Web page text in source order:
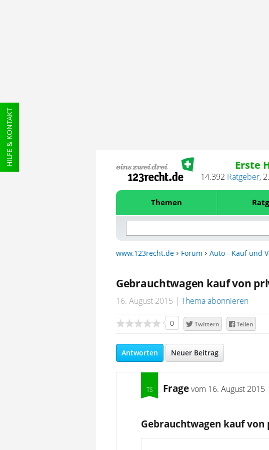
HILFE & KONTAKT Erste
14.392 Ratgeber,
Themen
www.123recht.de Forum Auto - Kauf und
Gebrauchtwagen kauf von
16. August 2015 Thema abonnieren
0 Twittern Teilen
Antworten Neuer Beitrag
Fragevom 16. August
Gebrauchtwagen kauf